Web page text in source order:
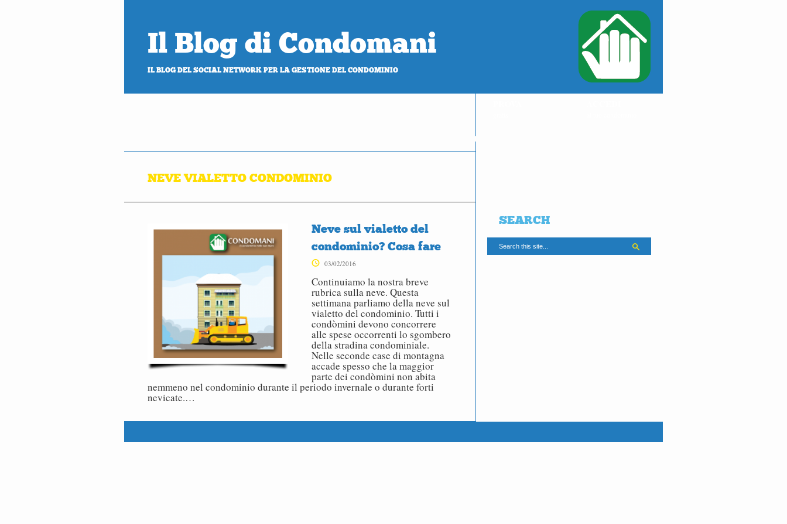
Il Blog di Condomani
IL BLOG DEL SOCIAL NETWORK PER LA GESTIONE DEL CONDOMINIO
NEVE VIALETTO CONDOMINIO
Neve sul vialetto del
condominio? Cosa fare
03/02/2016
Continuiamo la nostra breve
rubrica sulla neve. Questa
settimana parliamo della neve sul
vialetto del condominio. Tutti i
condòmini devono concorrere
alle spese occorrenti lo sgombero
della stradina condominiale.
Nelle seconde case di montagna
accade spesso che la maggior
parte dei condòmini non abita
nemmeno nel condominio durante il periodo invernale o durante forti
nevicate.…
SEARCH